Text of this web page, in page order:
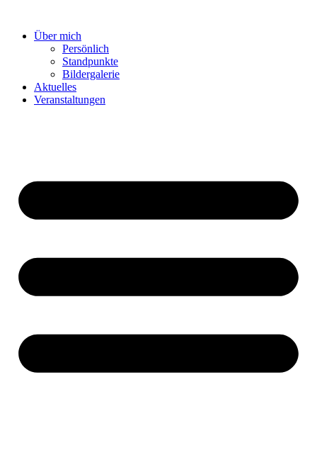
springenÜber mich
Persönlich
Standpunkte
Bildergalerie
Aktuelles
Veranstaltungen